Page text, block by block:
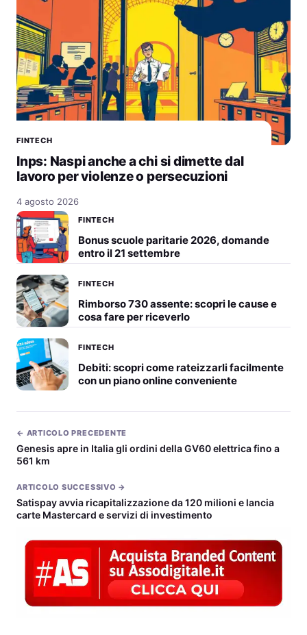
FINTECH
Inps: Naspi anche a chi si dimette dal
lavoro per violenze o persecuzioni
4 agosto 2026
FINTECH
Bonus scuole paritarie 2026, domande
entro il 21 settembre
FINTECH
Rimborso 730 assente: scopri le cause e
cosa fare per riceverlo
FINTECH
Debiti: scopri come rateizzarli facilmente
con un piano online conveniente
← ARTICOLO PRECEDENTE
Genesis apre in Italia gli ordini della GV60 elettrica fino a
561 km
ARTICOLO SUCCESSIVO →
Satispay avvia ricapitalizzazione da 120 milioni e lancia
carte Mastercard e servizi di investimento